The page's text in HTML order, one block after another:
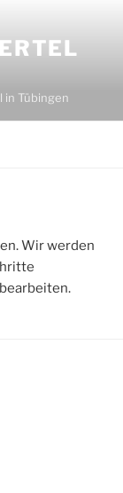
in Tübingen
Wir werden